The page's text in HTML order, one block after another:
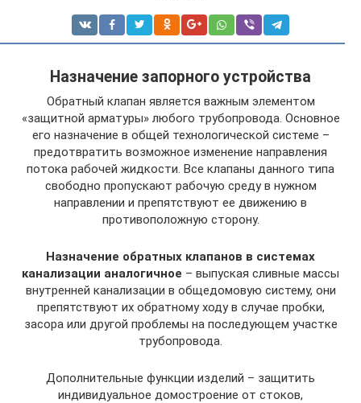
Назначение запорного устройства
Обратный клапан является важным элементом
«защитной арматуры» любого трубопровода. Основное
его назначение в общей технологической системе –
предотвратить возможное изменение направления
потока рабочей жидкости. Все клапаны данного типа
свободно пропускают рабочую среду в нужном
направлении и препятствуют ее движению в
противоположную сторону.
Назначение обратных клапанов в системах
канализации аналогичное – выпуская сливные массы
внутренней канализации в общедомовую систему, они
препятствуют их обратному ходу в случае пробки,
засора или другой проблемы на последующем участке
трубопровода.
Дополнительные функции изделий – защитить
индивидуальное домостроение от стоков,